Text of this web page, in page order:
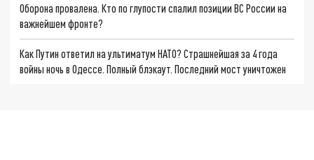
Оборона провалена. Кто по глупости спалил позиции ВС России на
важнейшем фронте?
Как Путин ответил на ультиматум НАТО? Страшнейшая за 4 года
войны ночь в Одессе. Полный блэкаут. Последний мост уничтожен